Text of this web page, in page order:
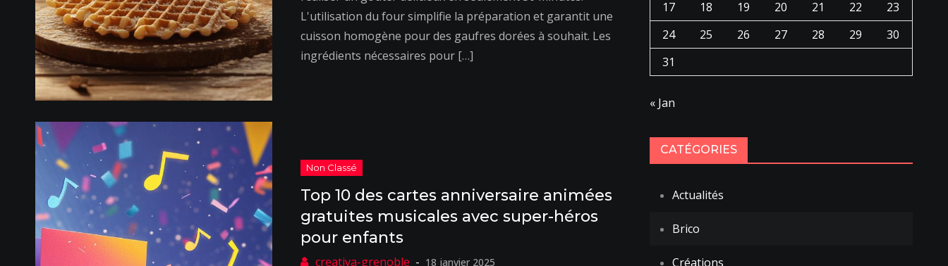
L'utilisation du four simplifie la préparation et garantit une
cuisson homogène pour des gaufres dorées à souhait. Les
ingrédients nécessaires pour […]
Top 10 des cartes anniversaire animées
gratuites musicales avec super-héros
pour enfants
18 janvier 2025
17
18 19 20 21 22
23
24
25 26 27 28 29
30
31
« Jan
CATÉGORIES
Actualités
Brico
Créations